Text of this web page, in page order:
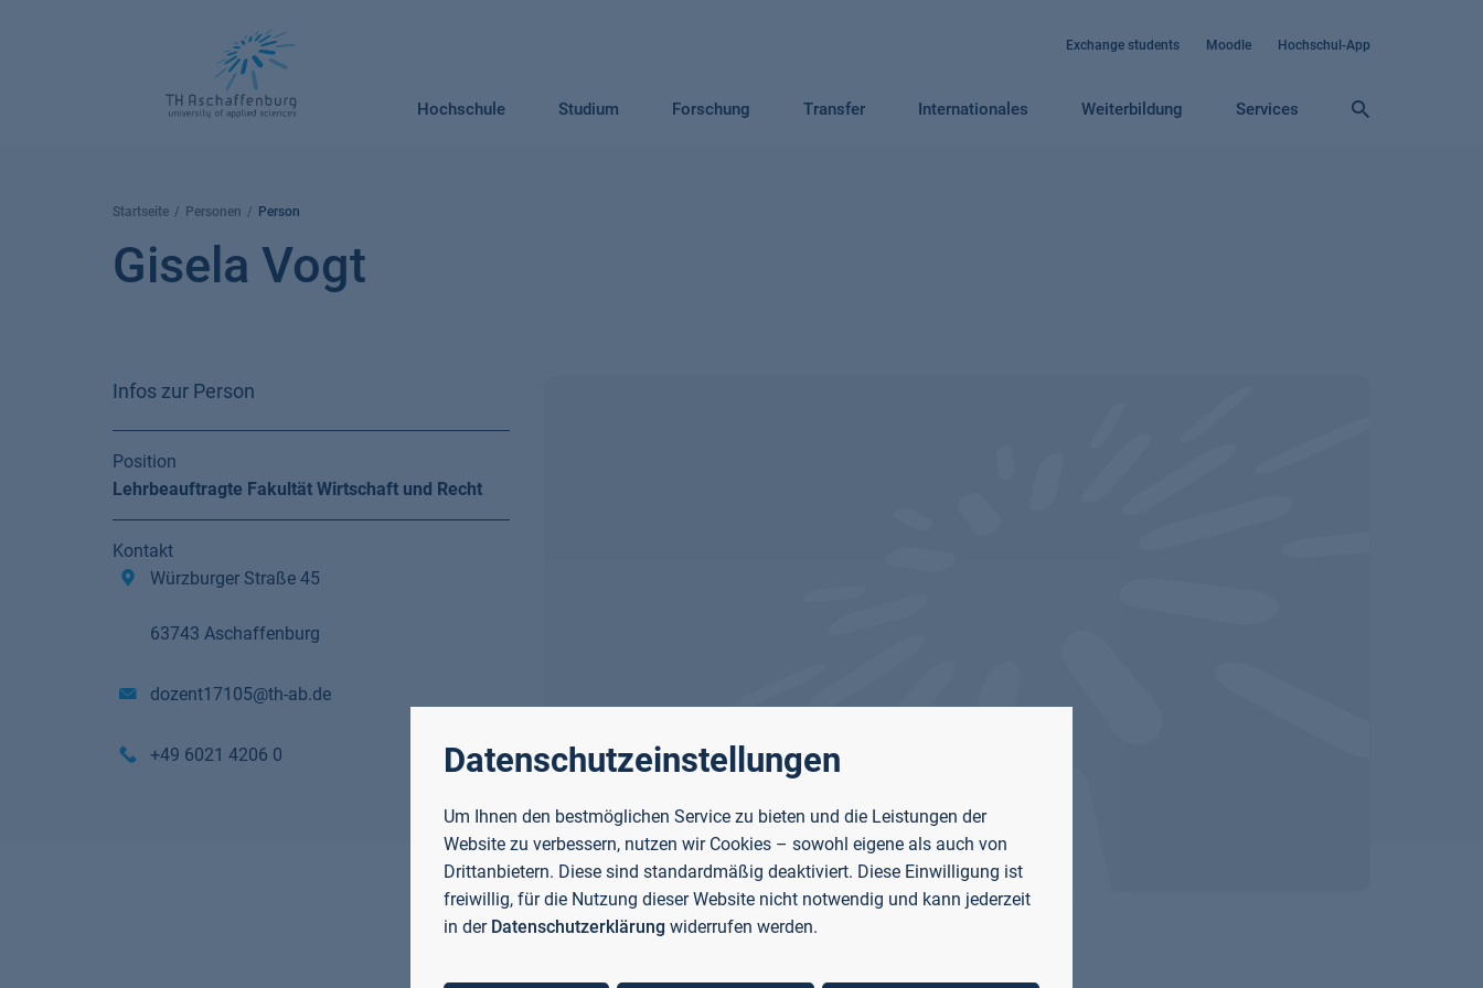
Exchange students Moodle Hochschul-App
Hochschule Studium Forschung Transfer Internationales Weiterbildung Services
Startseite Personen Person
Gisela Vogt
Infos zur Person
Position
Lehrbeauftragte Fakultät Wirtschaft und Recht
Kontakt
Würzburger Straße 45
63743 Aschaffenburg
dozent17105@th-ab.de
+49 6021 4206 0 Datenschutzeinstellungen
Um Ihnen den bestmöglichen Service zu bieten und die Leistungen der
Website zu verbessern, nutzen wir Cookies – sowohl eigene als auch von
Drittanbietern. Diese sind standardmäßig deaktiviert. Diese Einwilligung ist
freiwillig, für die Nutzung dieser Website nicht notwendig und kann jederzeit
in der Datenschutzerklärung widerrufen werden.